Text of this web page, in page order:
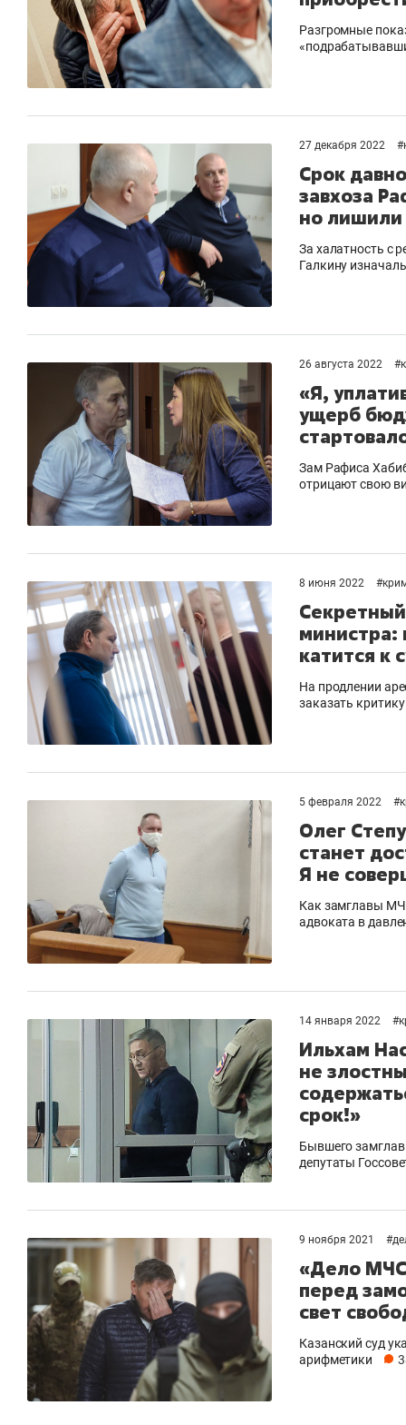
Разгромные
27 декабря 2022 #
Срок
завхоза
но лишили
За халатность с
Галкину
26 августа 2022 #
«Я,
ущерб
Зам Рафиса
отрицают свою
8 июня 2022 #
министра:
катится к
На продлении
заказать
5 февраля 2022 #
Олег
станет
Я не
Как замглавы
адвоката в
14 января 2022 #
Ильхам
не
срок!»
Бывшего
депутаты
9 ноября 2021 #
«Дело
перед
свет
Казанский суд
арифметики